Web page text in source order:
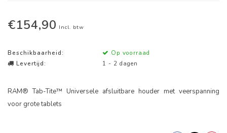
€154,90 Incl. btw
Beschikbaarheid:
Op voorraad
Levertijd:
1 - 2 dagen
RAM® Tab-Tite™ Universele afsluitbare houder met veerspanning
voor grote tablets